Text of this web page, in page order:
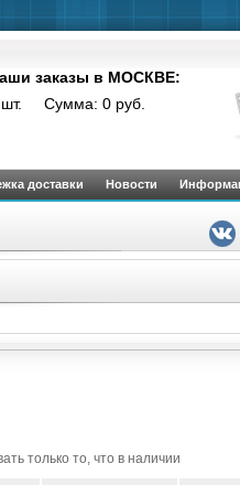
заказы в МОСКВЕ:
Сумма: 0 руб.
доставки Новости
только то, что в наличии